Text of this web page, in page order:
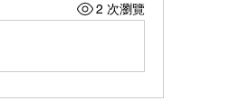
2 次瀏覽